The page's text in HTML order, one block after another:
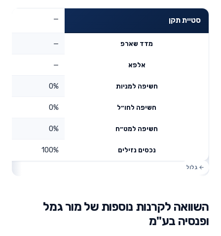
סטיית תקן —
מדד שארפ —
אלפא —
חשיפה למניות 0%
חשיפה לחו״ל 0%
חשיפה למט״ח 0%
נכסים נזילים 100%
השוואה לקרנות נוספות של מור גמל
ופנסיה בע"מ